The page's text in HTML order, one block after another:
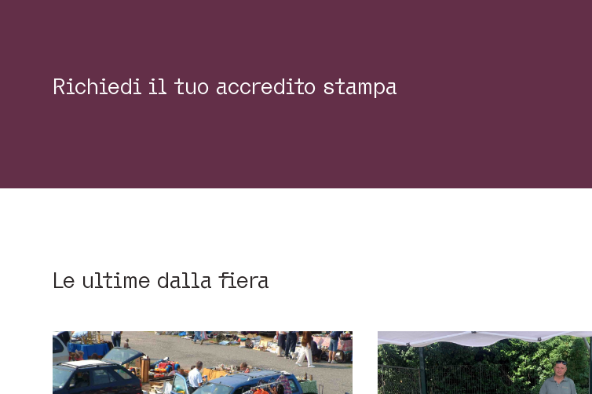
Richiedi il tuo accredito stampa
Le ultime dalla fiera